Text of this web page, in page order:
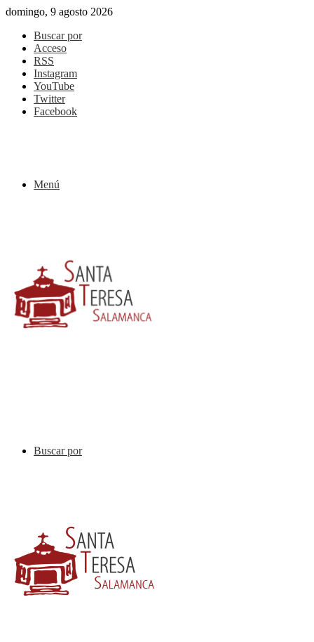
domingo, 9 agosto 2026
Buscar por
Acceso
RSS
Instagram
YouTube
Twitter
Facebook
Menú
Buscar por